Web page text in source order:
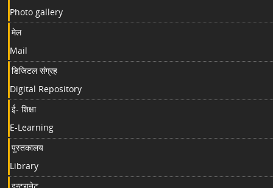
Photo gallery
मेल
Mail
डिजिटल संग्रह
Digital Repository
ई- शिक्षा
E-Learning
पुस्तकालय
Library